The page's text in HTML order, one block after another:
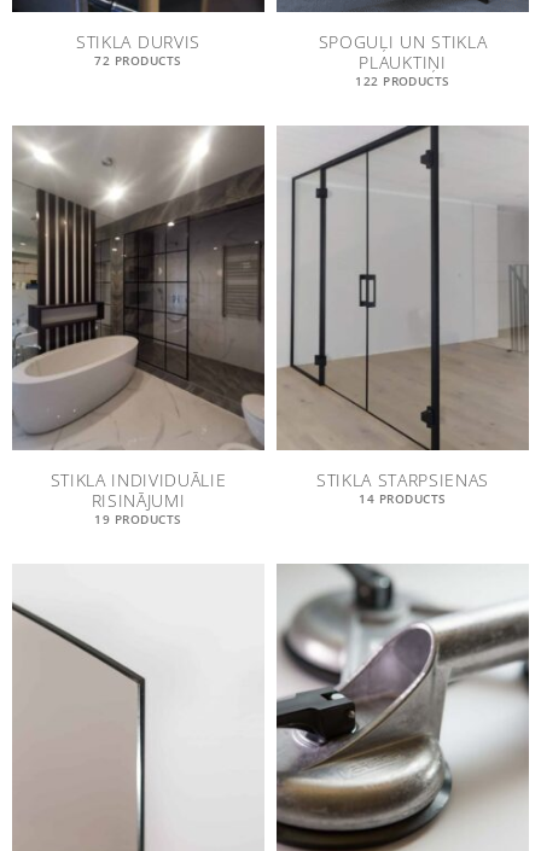
STIKLA DURVIS
72 PRODUCTS
SPOGUĻI UN STIKLA
PLAUKTIŅI
122 PRODUCTS
STIKLA INDIVIDUĀLIE
RISINĀJUMI
19 PRODUCTS
STIKLA STARPSIENAS
14 PRODUCTS